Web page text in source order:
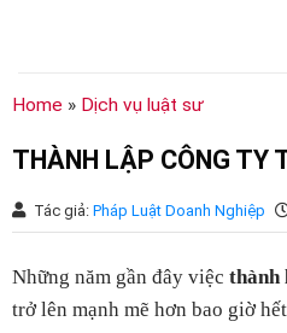
dung
Home » Dịch vụ luật sư
THÀNH LẬP CÔNG TY
Tác giả: Pháp Luật Doanh Nghiệp
Những năm gần đây việc thành
trở lên mạnh mẽ hơn bao giờ